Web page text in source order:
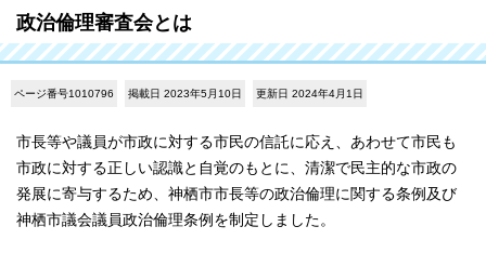
政治倫理審査会とは
ページ番号1010796 掲載日 2023年5月10日 更新日 2024年4月1日
市長等や議員が市政に対する市民の信託に応え、あわせて市民も
市政に対する正しい認識と自覚のもとに、清潔で民主的な市政の
発展に寄与するため、神栖市市長等の政治倫理に関する条例及び
神栖市議会議員政治倫理条例を制定しました。